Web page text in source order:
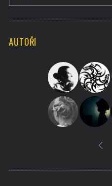
c
AUTOŘI